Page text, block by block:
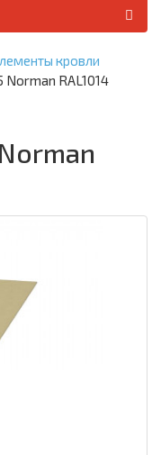
кровли
RAL1014